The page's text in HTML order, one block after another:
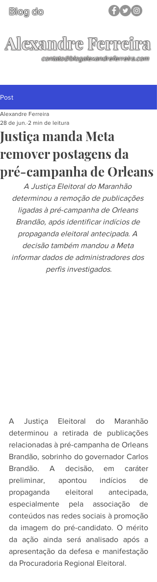
Blog do
Alexandre Ferreira
contato@blogalexandreferreira.com
Post
Justiça manda Meta
remover postagens da
pré-campanha de Orleans
Alexandre Ferreira
28 de jun. 2 min de leitura
A Justiça Eleitoral do Maranhão
determinou a remoção de publicações
ligadas à pré-campanha de Orleans
Brandão, após identificar indícios de
propaganda eleitoral antecipada. A
decisão também mandou a Meta
informar dados de administradores dos
perfis investigados.
A Justiça Eleitoral do Maranhão
determinou a retirada de publicações
relacionadas à pré-campanha de Orleans
Brandão, sobrinho do governador Carlos
Brandão. A decisão, em caráter
preliminar, apontou indícios de
propaganda eleitoral antecipada,
especialmente pela associação de
conteúdos nas redes sociais à promoção
da imagem do pré-candidato. O mérito
da ação ainda será analisado após a
apresentação da defesa e manifestação
da Procuradoria Regional Eleitoral.